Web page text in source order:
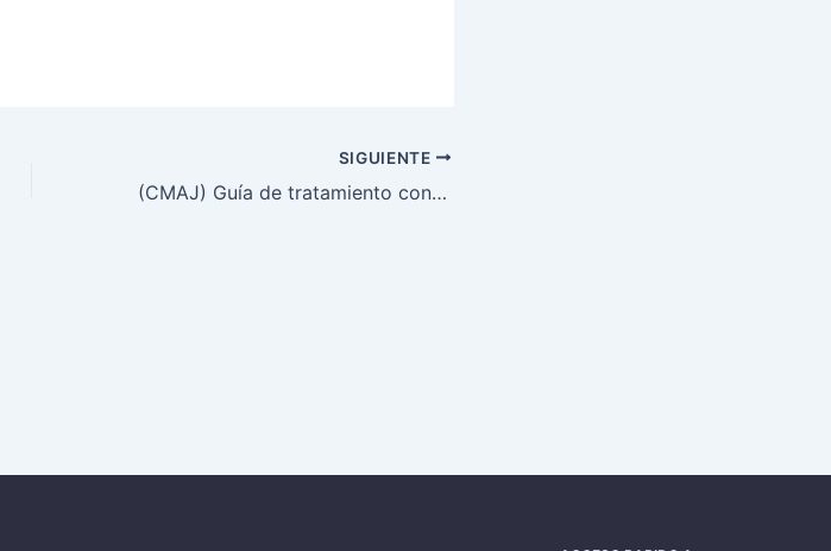
SIGUIENTE
(CMAJ) Guía de tratamiento con opioides del dolor crónico no oncológico | El rincón de Sísifo